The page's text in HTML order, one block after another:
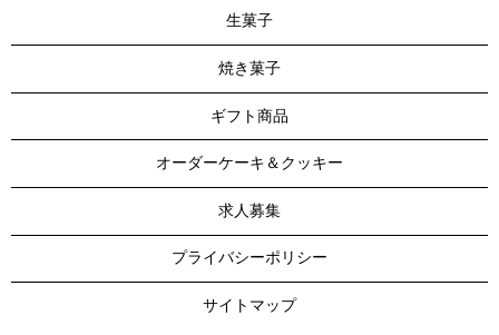
生菓子
焼き菓子
ギフト商品
オーダーケーキ＆クッキー
求人募集
プライバシーポリシー
サイトマップ